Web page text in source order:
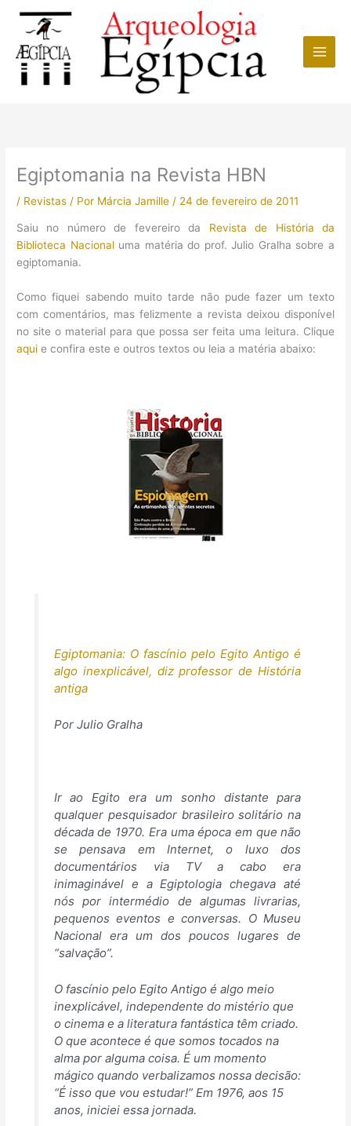
conteúdo
Egiptomania na Revista HBN
/ Revistas / Por Márcia Jamille / 24 de fevereiro de 2011
Saiu no número de fevereiro da Revista de História da
Biblioteca Nacional uma matéria do prof. Julio Gralha sobre a
egiptomania.
Como fiquei sabendo muito tarde não pude fazer um texto
com comentários, mas felizmente a revista deixou disponível
no site o material para que possa ser feita uma leitura. Clique
aqui e confira este e outros textos ou leia a matéria abaixo:
Egiptomania: O fascínio pelo Egito Antigo é
algo inexplicável, diz professor de História
antiga
Por Julio Gralha
Ir ao Egito era um sonho distante para
qualquer pesquisador brasileiro solitário na
década de 1970. Era uma época em que não
se pensava em Internet, o luxo dos
documentários via TV a cabo era
inimaginável e a Egiptologia chegava até
nós por intermédio de algumas livrarias,
pequenos eventos e conversas. O Museu
Nacional era um dos poucos lugares de
“salvação”.
O fascínio pelo Egito Antigo é algo meio
inexplicável, independente do mistério que
o cinema e a literatura fantástica têm criado.
O que acontece é que somos tocados na
alma por alguma coisa. É um momento
mágico quando verbalizamos nossa decisão:
“É isso que vou estudar!” Em 1976, aos 15
anos, iniciei essa jornada.